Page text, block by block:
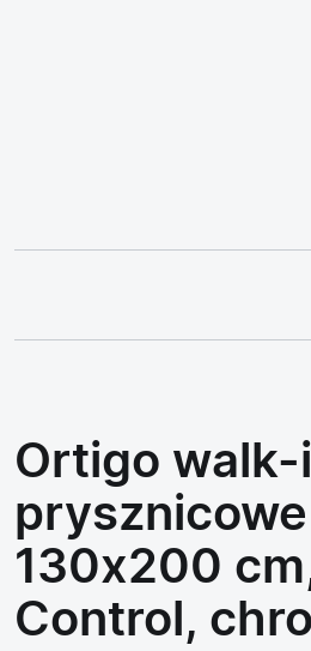
Ortigo
130x200
Control,